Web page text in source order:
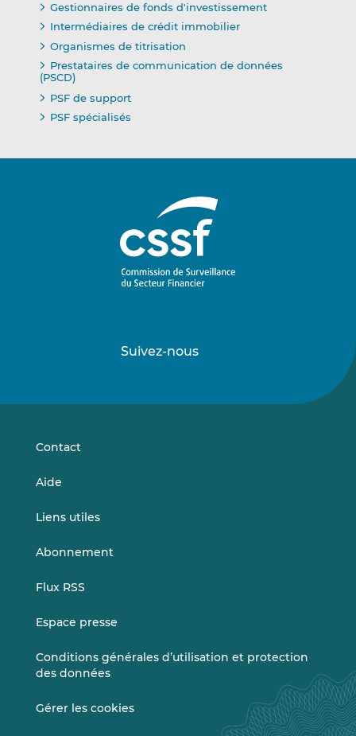
Gestionnaires de fonds d'investissement
Intermédiaires de crédit immobilier
Organismes de titrisation
Prestataires de communication de données
(PSCD)
PSF de support
PSF spécialisés
Suivez-nous
sursur
Contact
Aide
Liens utiles
Abonnement
Flux RSS
Espace presse
Conditions générales d’utilisation et protection
des données
Gérer les cookies